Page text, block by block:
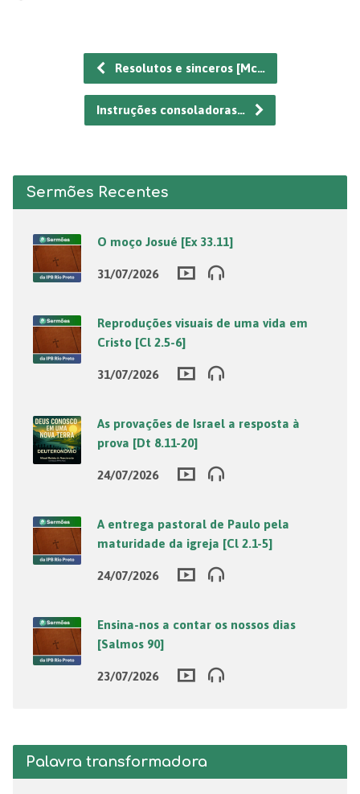
Resolutos e sinceros [Mc…
Instruções consoladoras…
Sermões Recentes
O moço Josué [Ex 33.11]
31/07/2026
Reproduções visuais de uma vida em
Cristo [Cl 2.5-6]
31/07/2026
As provações de Israel a resposta à
prova [Dt 8.11-20]
24/07/2026
A entrega pastoral de Paulo pela
maturidade da igreja [Cl 2.1-5]
24/07/2026
Ensina-nos a contar os nossos dias
[Salmos 90]
23/07/2026
Palavra transformadora